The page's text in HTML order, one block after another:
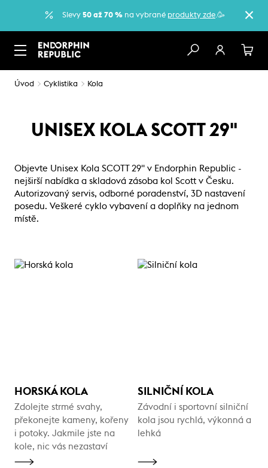
Slevy 50 až 70 % na vybrané produkty zde.🥳
Úvod Cyklistika Kola
UNISEX KOLA SCOTT 29"
Objevte Unisex Kola SCOTT 29" v Endorphin Republic -
nejširší nabídka a skladová zásoba kol Scott v Česku.
Autorizovaný servis, odborné poradenství, 3D nastavení
posedu. Veškeré cyklo vybavení a doplňky na jednom
místě.
HORSKÁ KOLA
Zdolejte strmé svahy,
překonejte kameny, kořeny
i potoky. Jakmile jste na
kole, nic vás nezastaví
SILNIČNÍ KOLA
Závodní i sportovní silniční
kola jsou rychlá, výkonná a
lehká